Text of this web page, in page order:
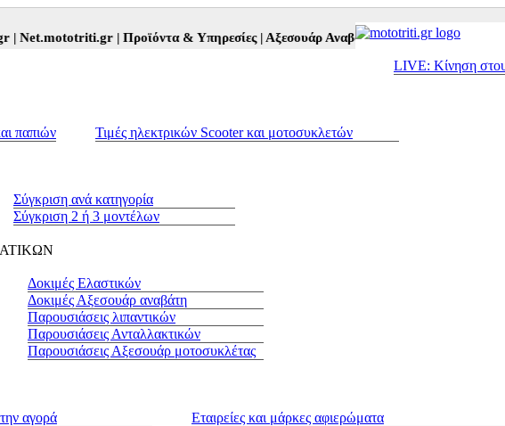
|Προϊόντα & Υπηρεσίες |Αξεσουάρ Αναβάτη και Μοτοσυκλέτας |
LIVE: Κίνηση
παπιών Τιμές ηλεκτρικών Scooter και μοτοσυκλετών
Σύγκριση ανά κατηγορία
Σύγκριση 2 ή 3 μοντέλων
Δοκιμές Ελαστικών
Δοκιμές Αξεσουάρ αναβάτη
Παρουσιάσεις λιπαντικών
Παρουσιάσεις Ανταλλακτικών
Παρουσιάσεις Αξεσουάρ μοτοσυκλέτας
αγορά
Εταιρείες και μάρκες αφιερώματα